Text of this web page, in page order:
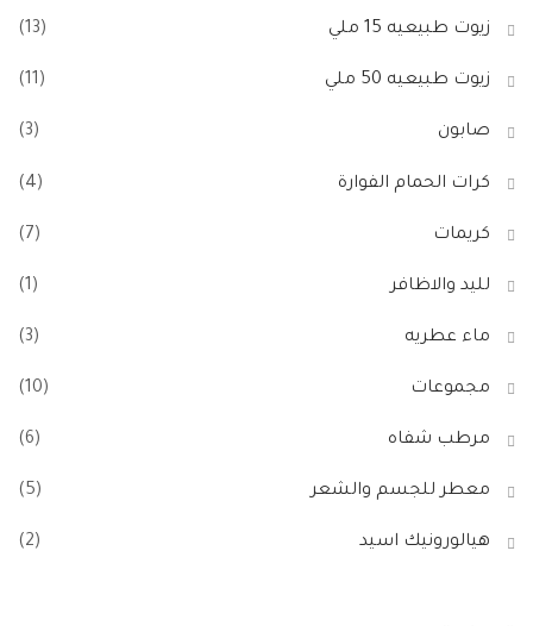
زيوت طبيعيه 15 ملي (13)
زيوت طبيعيه 50 ملي (11)
صابون (3)
كرات الحمام الفوارة (4)
كريمات (7)
لليد والاظافر (1)
ماء عطريه (3)
مجموعات (10)
مرطب شفاه (6)
معطر للجسم والشعر (5)
هيالورونيك اسيد (2)